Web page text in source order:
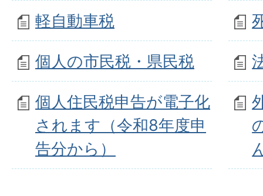
軽自動車税
個人の市民税・県民税
個人住民税申告が電子化
されます（令和8年度申
告分から）